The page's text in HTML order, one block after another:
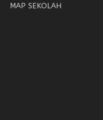
MAP SEKOLAH